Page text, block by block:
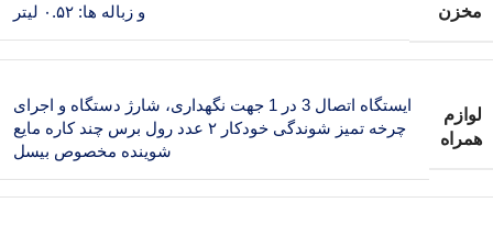
مخزن
و زباله ها: ۰.۵۲ لیتر
لوازم
همراه
ایستگاه اتصال 3 در 1 جهت نگهداری، شارژ دستگاه و اجرای
چرخه تمیز شوندگی خودکار ۲ عدد رول برس چند کاره مایع
شوینده مخصوص بیسل